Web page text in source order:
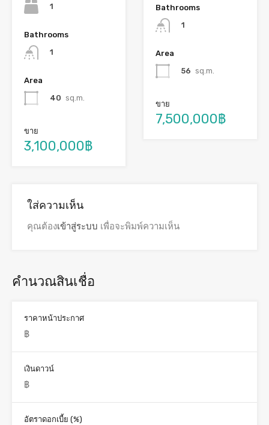
1
Bathrooms
1
Area
40 sq.m.
ขาย
3,100,000฿
Bathrooms
1
Area
56 sq.m.
ขาย
7,500,000฿
ใส่ความเห็น
คุณต้องเข้าสู่ระบบ เพื่อจะพิมพ์ความเห็น
คำนวณสินเชื่อ
ราคาหน้าประกาศ
เงินดาวน์
อัตราดอกเบี้ย (%)